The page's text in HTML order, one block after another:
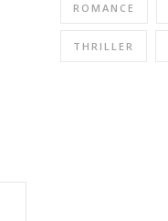
ROMANCE
THRILLER